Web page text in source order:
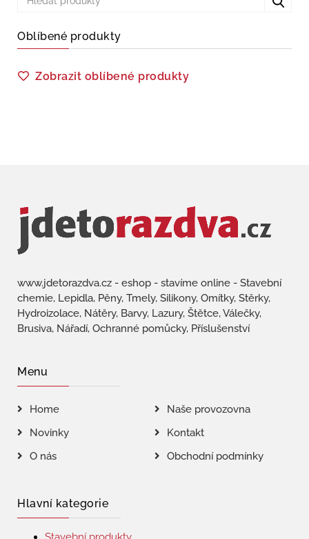
Oblíbené produkty
Zobrazit oblíbené produkty
www.jdetorazdva.cz - eshop - stavíme online - Stavební
chemie, Lepidla, Pěny, Tmely, Silikony, Omítky, Stěrky,
Hydroizolace, Nátěry, Barvy, Lazury, Štětce, Válečky,
Brusiva, Nářadí, Ochranné pomůcky, Příslušenství
Menu
Home
Naše provozovna
Novinky
Kontakt
O nás
Obchodní podmínky
Hlavní kategorie